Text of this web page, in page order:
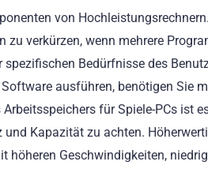
von
zu verkürzen, wenn mehrere
Bedürfnisse des
ausführen, benötigen Sie
für Spiele-PCs ist
Kapazität zu achten.
Geschwindigkeiten,